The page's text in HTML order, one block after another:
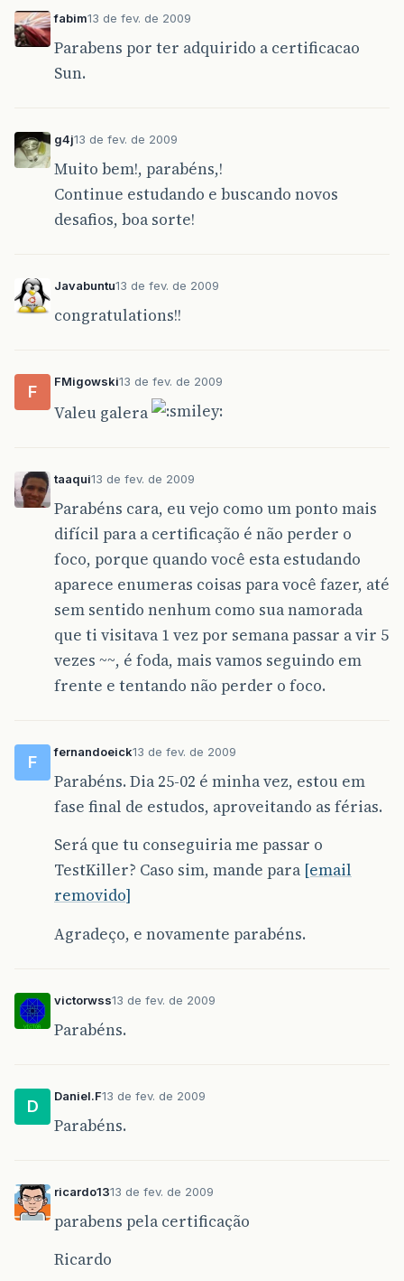
fabim13 de fev. de 2009
Parabens por ter adquirido a certificacao
Sun.
g4j13 de fev. de 2009
Muito bem!, parabéns,!
Continue estudando e buscando novos
desafios, boa sorte!
Javabuntu13 de fev. de 2009
congratulations!!
F
FMigowski13 de fev. de 2009
Valeu galera
taaqui13 de fev. de 2009
Parabéns cara, eu vejo como um ponto mais
difícil para a certificação é não perder o
foco, porque quando você esta estudando
aparece enumeras coisas para você fazer, até
sem sentido nenhum como sua namorada
que ti visitava 1 vez por semana passar a vir 5
vezes ~~, é foda, mais vamos seguindo em
frente e tentando não perder o foco.
F
fernandoeick13 de fev. de 2009
Parabéns. Dia 25-02 é minha vez, estou em
fase final de estudos, aproveitando as férias.
Será que tu conseguiria me passar o
TestKiller? Caso sim, mande para [email
removido]
Agradeço, e novamente parabéns.
victorwss13 de fev. de 2009
Parabéns.
D
Daniel.F13 de fev. de 2009
Parabéns.
ricardo1313 de fev. de 2009
parabens pela certificação
Ricardo